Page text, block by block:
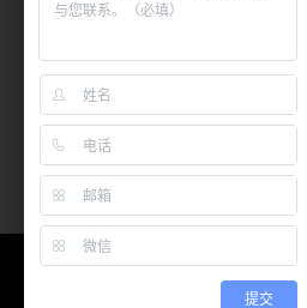
FwShop专注于商城网站建设，始
的速度定制出更好的商城系统”。
考如何为客户搭建更好的商城建站
@2012-2025 版权所有 深圳方维
提交